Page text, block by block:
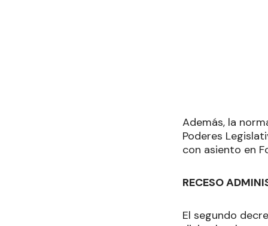
Además, la
Poderes
con asiento en
RECESO
El segundo